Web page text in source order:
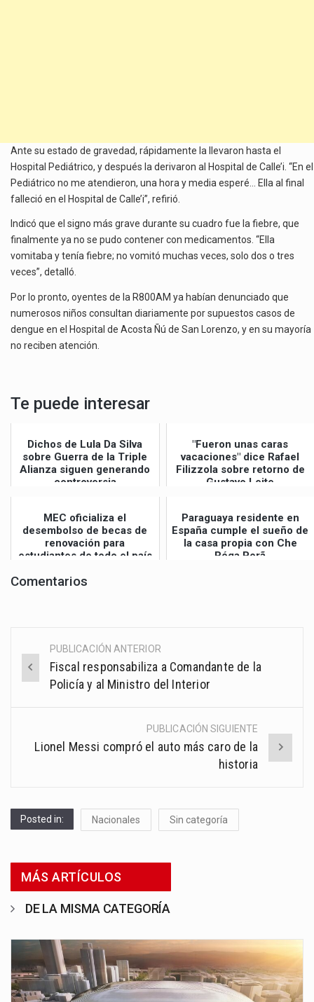
Ante su estado de gravedad, rápidamente la llevaron hasta el
Hospital Pediátrico, y después la derivaron al Hospital de Calle’i. “En el
Pediátrico no me atendieron, una hora y media esperé… Ella al final
falleció en el Hospital de Calle’i”, refirió.
Indicó que el signo más grave durante su cuadro fue la fiebre, que
finalmente ya no se pudo contener con medicamentos. “Ella
vomitaba y tenía fiebre; no vomitó muchas veces, solo dos o tres
veces”, detalló.
Por lo pronto, oyentes de la R800AM ya habían denunciado que
numerosos niños consultan diariamente por supuestos casos de
dengue en el Hospital de Acosta Ñú de San Lorenzo, y en su mayoría
no reciben atención.
Te puede interesar
Dichos de Lula Da Silva
sobre Guerra de la Triple
Alianza siguen generando
controversia
"Fueron unas caras
vacaciones" dice Rafael
Filizzola sobre retorno de
Gustavo Leite
MEC oficializa el
desembolso de becas de
renovación para
estudiantes de todo el país
Paraguaya residente en
España cumple el sueño de
la casa propia con Che
Róga Porã
Comentarios
Post
navigation
PUBLICACIÓN ANTERIOR
Fiscal responsabiliza a Comandante de la
Policía y al Ministro del Interior
PUBLICACIÓN SIGUIENTE
Lionel Messi compró el auto más caro de la
historia
Posted in: Nacionales Sin categoría
MÁS ARTÍCULOS
DE LA MISMA CATEGORÍA